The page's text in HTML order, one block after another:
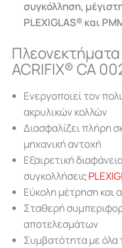
συγκόλληση,
PLEXIGLAS® και
ACRIFIX® CA
Ενεργοποιεί τον
ακρυλικών κολλών
Διασφαλίζει πλήρη
μηχανική αντοχή
Εξαιρετική
συγκολλήσεις
Εύκολη μέτρηση και
Σταθερή
αποτελεσμάτων
Συμβατότητα με όλα